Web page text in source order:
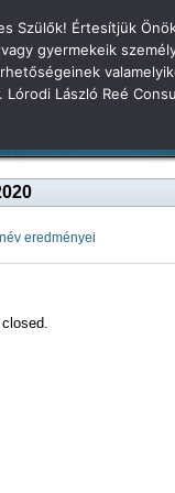
Tudás Állandóság
eredményei
Szülők! Értesítjük
gyermekeik
Lórodi László Reé